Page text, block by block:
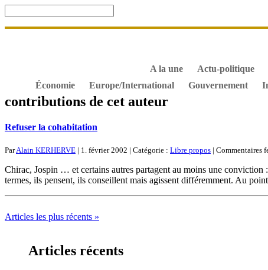
A la une Actu-politique
Économie
Europe/International Gouvernement
contributions de cet auteur
Refuser la cohabitation
ParAlain KERHERVE | 1. février 2002 | Catégorie : Libre propos | Commentaires
Chirac, Jospin … et certains autres partagent au moins une conviction
termes, ils pensent, ils conseillent mais agissent différemment. Au
Articles les plus récents »
Articles récents